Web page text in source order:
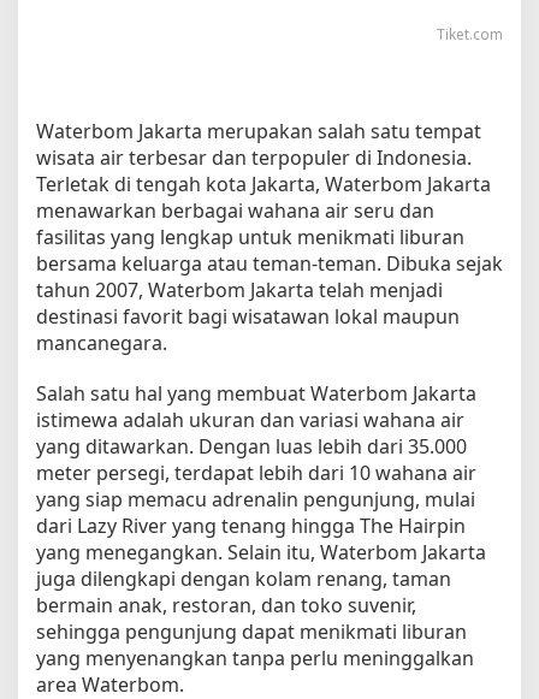
a
p
W
i
s
a
t
a
d
a
e
r
b
o
m
a
k
a
r
Tiket.com
Waterbom Jakarta merupakan salah satu tempat
wisata air terbesar dan terpopuler di Indonesia.
Terletak di tengah kota Jakarta, Waterbom Jakarta
menawarkan berbagai wahana air seru dan
fasilitas yang lengkap untuk menikmati liburan
bersama keluarga atau teman-teman. Dibuka sejak
tahun 2007, Waterbom Jakarta telah menjadi
destinasi favorit bagi wisatawan lokal maupun
mancanegara.
Salah satu hal yang membuat Waterbom Jakarta
istimewa adalah ukuran dan variasi wahana air
yang ditawarkan. Dengan luas lebih dari 35.000
meter persegi, terdapat lebih dari 10 wahana air
yang siap memacu adrenalin pengunjung, mulai
dari Lazy River yang tenang hingga The Hairpin
yang menegangkan. Selain itu, Waterbom Jakarta
juga dilengkapi dengan kolam renang, taman
bermain anak, restoran, dan toko suvenir,
sehingga pengunjung dapat menikmati liburan
yang menyenangkan tanpa perlu meninggalkan
area Waterbom.